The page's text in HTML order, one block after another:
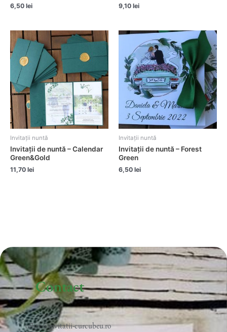
6,50 lei 9,10 lei
Invitații nuntă
Invitații de nuntă – Calendar
Green&Gold
11,70 lei
Invitații nuntă
Invitații de nuntă – Forest
Green
6,50 lei
Contact
office@invitatii-curcubeu.ro